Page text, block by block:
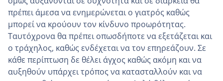
πρέπει άμεσα να ενημερώνεται ο γιατρός καθώς
μπορεί να κρούουν τον κίνδυνο προωρότητας.
Ταυτόχρονα θα πρέπει οπωσδήποτε να εξετάζεται και
ο τράχηλος, καθώς ενδέχεται να τον επηρεάζουν. Σε
κάθε περίπτωση δε θέλει άγχος καθώς ακόμη και να
αυξηθούν υπάρχει τρόπος να κατασταλλούν και να